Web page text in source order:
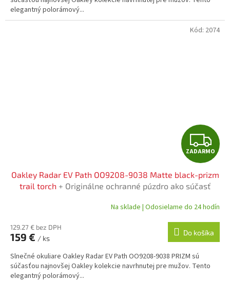
elegantný polorámový...
Z
A
D
A
R
M
ZADARMO
Oakley Radar EV Path OO9208-9038 Matte black-prizm
trail torch + Originálne ochranné púzdro ako súčasť
Na sklade | Odosielame do 24 hodín
129.27 € bez DPH
159 € / ks
Do košíka
Slnečné okuliare Oakley Radar EV Path OO9208-9038 PRIZM sú
súčasťou najnovšej Oakley kolekcie navrhnutej pre mužov. Tento
elegantný polorámový...
Kód: 2074